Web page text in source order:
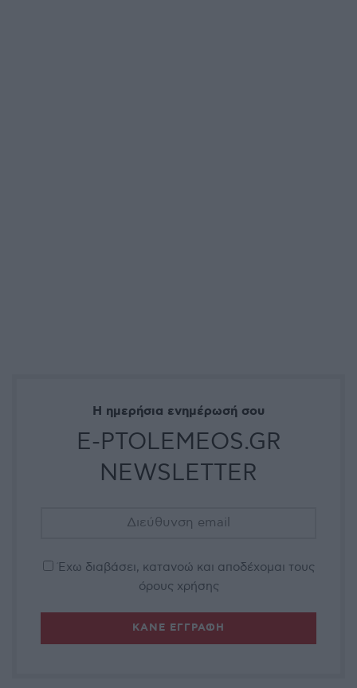
Η ημερήσια ενημέρωσή σου
E-PTOLEMEOS.GR
NEWSLETTER
Έχω διαβάσει, κατανοώ και αποδέχομαι τους
όρους χρήσης